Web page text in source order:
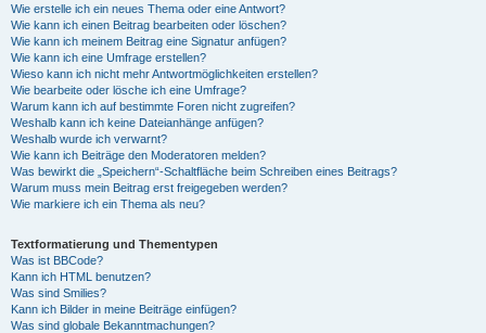
Wie erstelle ich ein neues Thema oder eine Antwort?
Wie kann ich einen Beitrag bearbeiten oder löschen?
Wie kann ich meinem Beitrag eine Signatur anfügen?
Wie kann ich eine Umfrage erstellen?
Wieso kann ich nicht mehr Antwortmöglichkeiten erstellen?
Wie bearbeite oder lösche ich eine Umfrage?
Warum kann ich auf bestimmte Foren nicht zugreifen?
Weshalb kann ich keine Dateianhänge anfügen?
Weshalb wurde ich verwarnt?
Wie kann ich Beiträge den Moderatoren melden?
Was bewirkt die „Speichern“-Schaltfläche beim Schreiben eines Beitrags?
Warum muss mein Beitrag erst freigegeben werden?
Wie markiere ich ein Thema als neu?
Textformatierung und Thementypen
Was ist BBCode?
Kann ich HTML benutzen?
Was sind Smilies?
Kann ich Bilder in meine Beiträge einfügen?
Was sind globale Bekanntmachungen?